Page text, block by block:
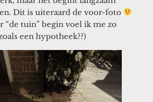
Dit is uiteraard de voor-foto
“de tuin” begin voel ik me zo
een hypotheek??)